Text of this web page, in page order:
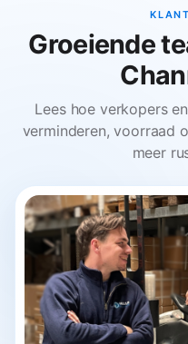
Groeiende
Lees hoe verkopers
verminderen, voorraad
meer